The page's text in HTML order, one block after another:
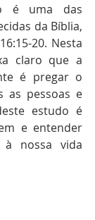
é uma das
da Bíblia,
20. Nesta
claro que a
é pregar o
as pessoas e
estudo é
e entender
nossa vida